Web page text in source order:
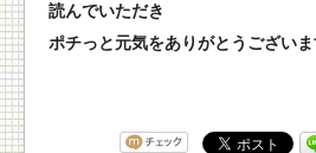
読んでいただき
ポチっと元気をありがとうございま